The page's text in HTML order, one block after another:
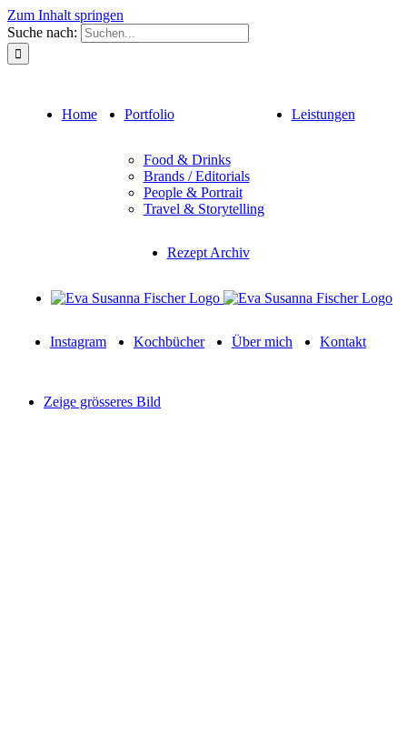
Zum Inhalt springen
Suche nach:
Home Portfolio
Food & Drinks
Brands / Editorials
People & Portrait
Travel & Storytelling
Leistungen
Rezept Archiv
Instagram Kochbücher Über mich Kontakt
Zeige grösseres Bild